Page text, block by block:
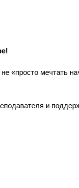
«просто мечтать
и